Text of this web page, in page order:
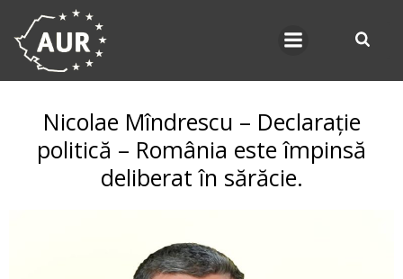
Nicolae Mîndrescu – Declarație
politică – România este împinsă
deliberat în sărăcie.